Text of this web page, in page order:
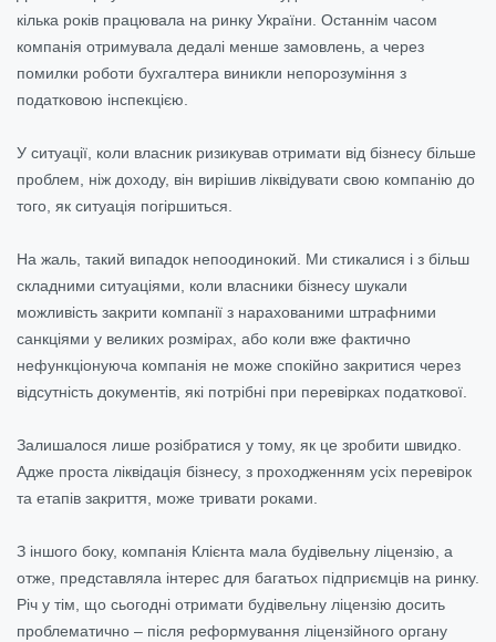
кілька років працювала на ринку України. Останнім часом
компанія отримувала дедалі менше замовлень, а через
помилки роботи бухгалтера виникли непорозуміння з
податковою інспекцією.
У ситуації, коли власник ризикував отримати від бізнесу більше
проблем, ніж доходу, він вирішив ліквідувати свою компанію до
того, як ситуація погіршиться.
На жаль, такий випадок непоодинокий. Ми стикалися і з більш
складними ситуаціями, коли власники бізнесу шукали
можливість закрити компанії з нарахованими штрафними
санкціями у великих розмірах, або коли вже фактично
нефункціонуюча компанія не може спокійно закритися через
відсутність документів, які потрібні при перевірках податкової.
Залишалося лише розібратися у тому, як це зробити швидко.
Адже проста ліквідація бізнесу, з проходженням усіх перевірок
та етапів закриття, може тривати роками.
З іншого боку, компанія Клієнта мала будівельну ліцензію, а
отже, представляла інтерес для багатьох підприємців на ринку.
Річ у тім, що сьогодні отримати будівельну ліцензію досить
проблематично – після реформування ліцензійного органу